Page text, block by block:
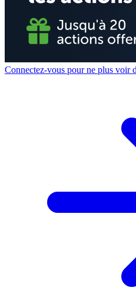
Connectez-vous pour ne plus voir